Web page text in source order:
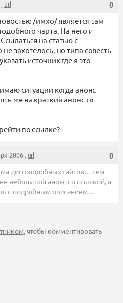
0
url
/имхо/ является сам
чарта. На него и
на статью с
захотелось, но типа совесть
источник где я это
ситуации когда анонс
же на краткий анонс со
по ссылке?
0
2006 , url
диггоподобных сайтов… тем
небольшой анонс со ссылкой, а
с подробным описанием…
, чтобы комментировать